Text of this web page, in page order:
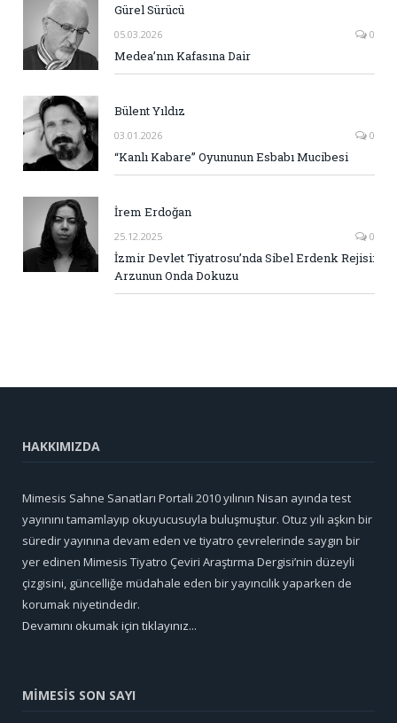
Gürel Sürücü
05.03.2026 0
Medea’nın Kafasına Dair
Bülent Yıldız
03.01.2026 0
“Kanlı Kabare” Oyununun Esbabı Mucibesi
İrem Erdoğan
25.12.2025 0
İzmir Devlet Tiyatrosu’nda Sibel Erdenk Rejisi:
Arzunun Onda Dokuzu
HAKKIMIZDA
Mimesis Sahne Sanatları Portali 2010 yılının Nisan ayında test
yayınını tamamlayıp okuyucusuyla buluşmuştur. Otuz yılı aşkın bir
süredir yayınına devam eden ve tiyatro çevrelerinde saygın bir
yer edinen Mimesis Tiyatro Çeviri Araştırma Dergisi’nin düzeyli
çizgisini, güncelliğe müdahale eden bir yayıncılık yaparken de
korumak niyetindedir.
Devamını okumak için tıklayınız...
MİMESİS SON SAYI